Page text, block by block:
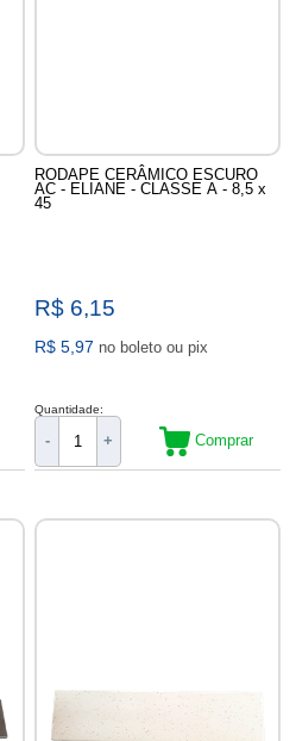
RODAPE CERÂMICO ESCURO
AC - ELIANE - CLASSE A - 8,5 x
45
R$ 6,15
R$ 5,97 no boleto ou pix
Quantidade:
- + Comprar